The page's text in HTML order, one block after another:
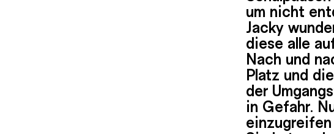
um nicht
Jacky
diese alle
Nach und
Platz und
der
in Gefahr.